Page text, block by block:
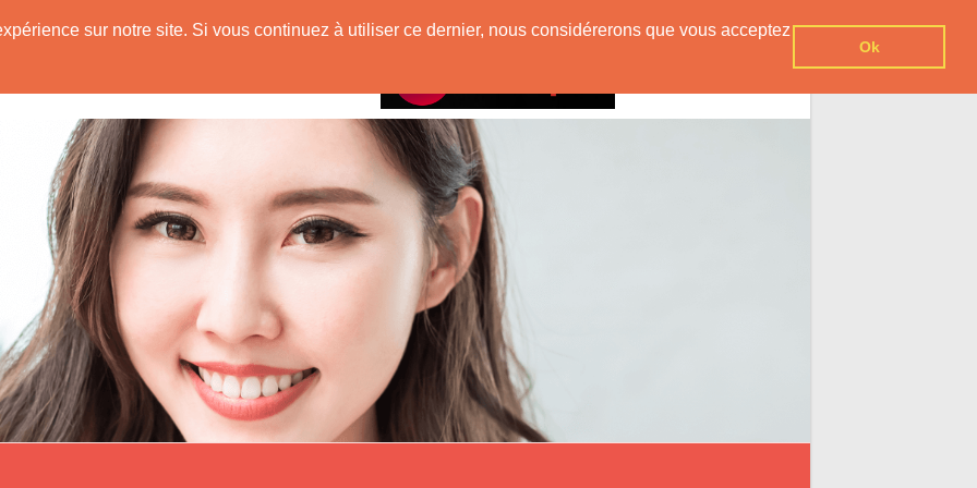
sur notre site. Si vous continuez à utiliser ce dernier, nous considérerons que vous acceptez
Ok
Originaire de Chine !